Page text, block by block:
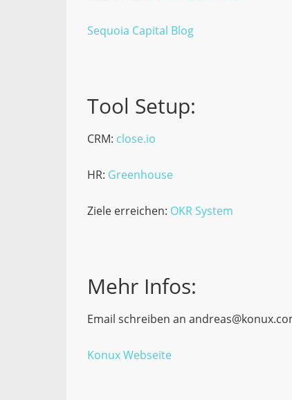
Sequoia Capital Blog
Tool Setup:
CRM: close.io
HR: Greenhouse
Ziele erreichen: OKR System
Mehr Infos:
Email schreiben an
Konux Webseite